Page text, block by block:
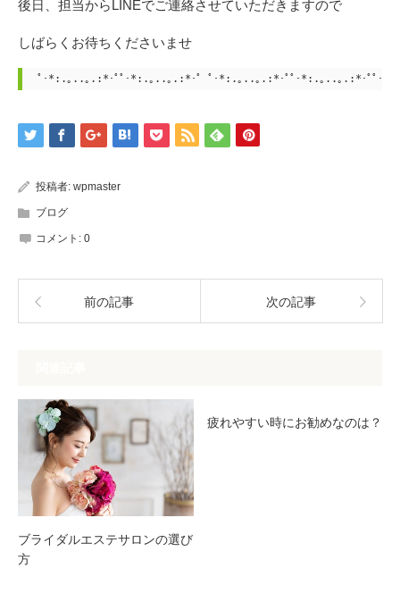
後日、担当からLINEでご連絡させていただきますので
しばらくお待ちくださいませ
ﾟ･*:.｡..｡.:*･ﾟﾟ･*:.｡..｡.:*･ﾟ ﾟ･*:.｡..｡.:*･ﾟﾟ･*:.｡..｡.:*･ﾟﾟ･
投稿者: wpmaster
ブログ
コメント: 0
前の記事 次の記事
ブライダルエステサロンの選び
方
疲れやすい時にお勧めなのは？